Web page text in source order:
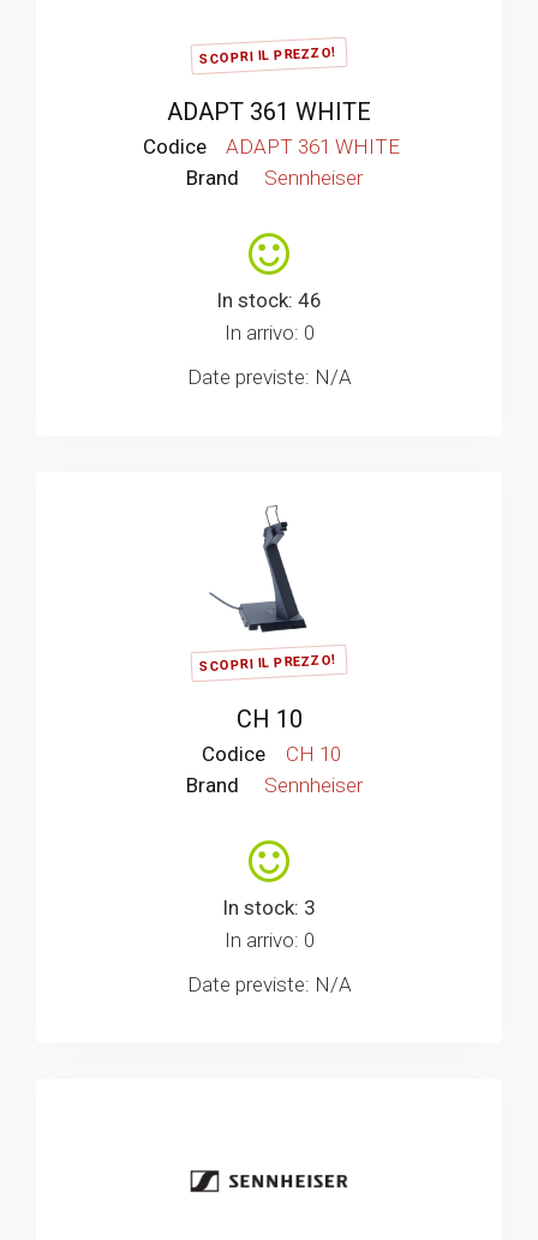
SCOPRI IL PREZZO!
ADAPT 361 WHITE
Codice
ADAPT 361 WHITE
Brand
Sennheiser
In stock: 46
In arrivo: 0
Date previste: N/A
SCOPRI IL PREZZO!
CH 10
Codice
CH 10
Brand
Sennheiser
In stock: 3
In arrivo: 0
Date previste: N/A